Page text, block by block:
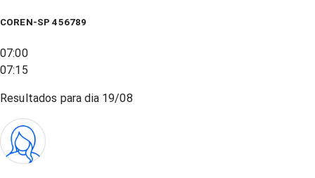
COREN-SP 456789
07:00
07:15
Resultados para dia 19/08